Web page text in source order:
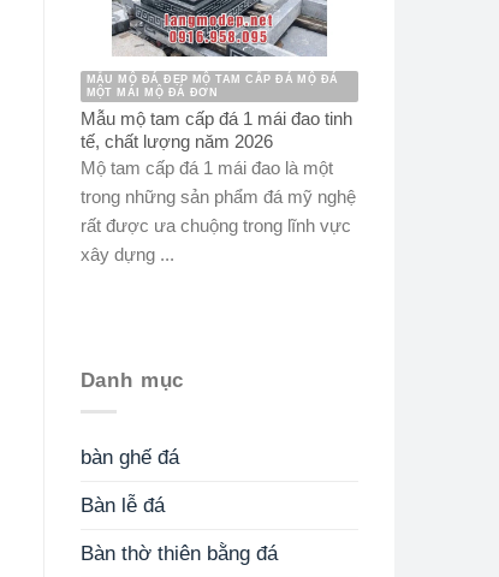
MẪU MỘ ĐÁ ĐẸP MỘ TAM CẤP ĐÁ MỘ ĐÁ
MỘT MÁI MỘ ĐÁ ĐƠN
Mẫu mộ tam cấp đá 1 mái đao tinh
tế, chất lượng năm 2026
Mộ tam cấp đá 1 mái đao là một
trong những sản phẩm đá mỹ nghệ
rất được ưa chuộng trong lĩnh vực
xây dựng ...
Danh mục
bàn ghế đá
Bàn lễ đá
Bàn thờ thiên bằng đá